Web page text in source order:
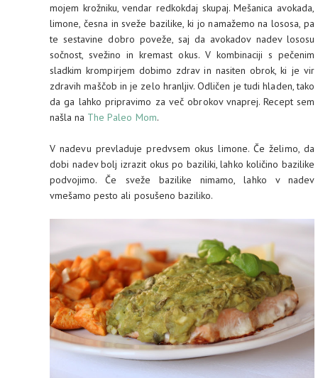
mojem krožniku, vendar redkokdaj skupaj. Mešanica avokada,
limone, česna in sveže bazilike, ki jo namažemo na lososa, pa
te sestavine dobro poveže, saj da avokadov nadev lososu
sočnost, svežino in kremast okus. V kombinaciji s pečenim
sladkim krompirjem dobimo zdrav in nasiten obrok, ki je vir
zdravih maščob in je zelo hranljiv. Odličen je tudi hladen, tako
da ga lahko pripravimo za več obrokov vnaprej. Recept sem
našla na The Paleo Mom.
V nadevu prevladuje predvsem okus limone. Če želimo, da
dobi nadev bolj izrazit okus po baziliki, lahko količino bazilike
podvojimo. Če sveže bazilike nimamo, lahko v nadev
vmešamo pesto ali posušeno baziliko.